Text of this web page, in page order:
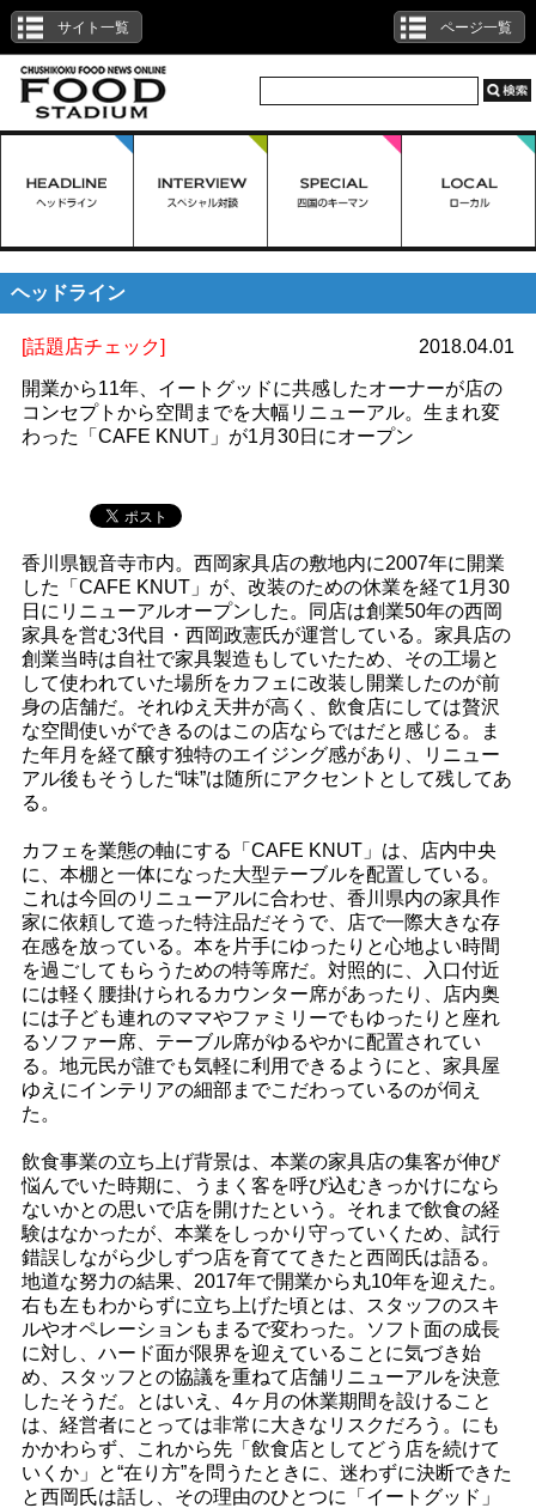
サイト一覧 ページ一覧
ヘッドライン
[話題店チェック] 2018.04.01
開業から11年、イートグッドに共感したオーナーが店の
コンセプトから空間までを大幅リニューアル。生まれ変
わった「CAFE KNUT」が1月30日にオープン
香川県観音寺市内。西岡家具店の敷地内に2007年に開業
した「CAFE KNUT」が、改装のための休業を経て1月30
日にリニューアルオープンした。同店は創業50年の西岡
家具を営む3代目・西岡政憲氏が運営している。家具店の
創業当時は自社で家具製造もしていたため、その工場と
して使われていた場所をカフェに改装し開業したのが前
身の店舗だ。それゆえ天井が高く、飲食店にしては贅沢
な空間使いができるのはこの店ならではだと感じる。ま
た年月を経て醸す独特のエイジング感があり、リニュー
アル後もそうした“味”は随所にアクセントとして残してあ
る。
カフェを業態の軸にする「CAFE KNUT」は、店内中央
に、本棚と一体になった大型テーブルを配置している。
これは今回のリニューアルに合わせ、香川県内の家具作
家に依頼して造った特注品だそうで、店で一際大きな存
在感を放っている。本を片手にゆったりと心地よい時間
を過ごしてもらうための特等席だ。対照的に、入口付近
には軽く腰掛けられるカウンター席があったり、店内奥
には子ども連れのママやファミリーでもゆったりと座れ
るソファー席、テーブル席がゆるやかに配置されてい
る。地元民が誰でも気軽に利用できるようにと、家具屋
ゆえにインテリアの細部までこだわっているのが伺え
た。
飲食事業の立ち上げ背景は、本業の家具店の集客が伸び
悩んでいた時期に、うまく客を呼び込むきっかけになら
ないかとの思いで店を開けたという。それまで飲食の経
験はなかったが、本業をしっかり守っていくため、試行
錯誤しながら少しずつ店を育ててきたと西岡氏は語る。
地道な努力の結果、2017年で開業から丸10年を迎えた。
右も左もわからずに立ち上げた頃とは、スタッフのスキ
ルやオペレーションもまるで変わった。ソフト面の成長
に対し、ハード面が限界を迎えていることに気づき始
め、スタッフとの協議を重ねて店舗リニューアルを決意
したそうだ。とはいえ、4ヶ月の休業期間を設けること
は、経営者にとっては非常に大きなリスクだろう。にも
かかわらず、これから先「飲食店としてどう店を続けて
いくか」と“在り方”を問うたときに、迷わずに決断できた
と西岡氏は話し、その理由のひとつに「イートグッド」